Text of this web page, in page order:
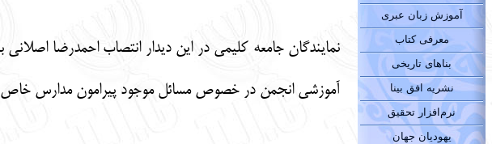
آموزش زبان عبری
معرفی کتاب
بناهای تاریخی
نشریه افق بینا
نرم‌افزار تحقیق
یهودیان جهان
آموزشی انجمن در خصوص مسائل موجود پیرامون مدارس خاص